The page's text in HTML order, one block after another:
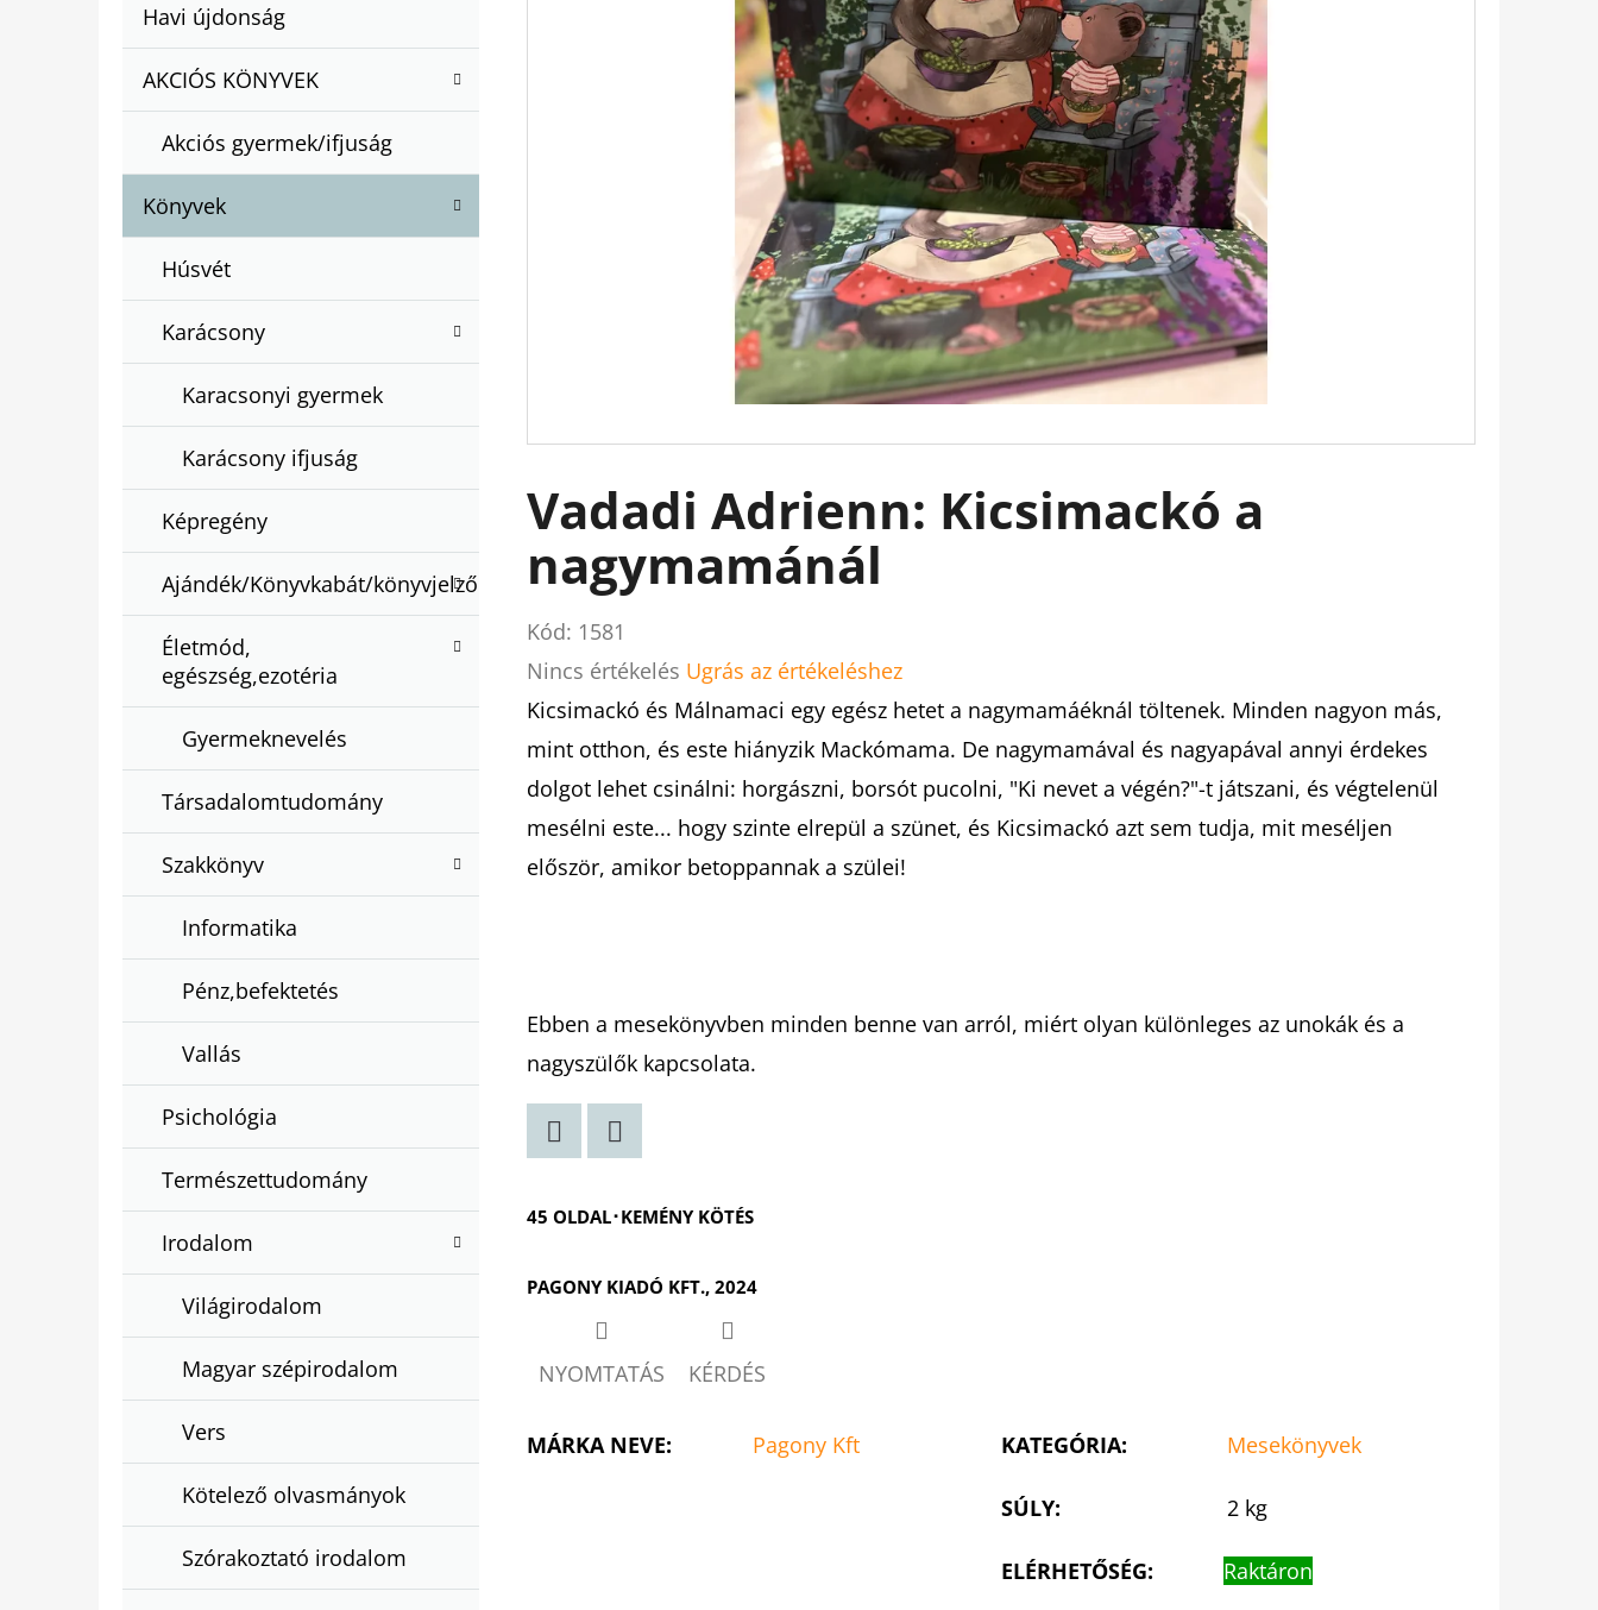
Nátugrása
T
G
R
Á
Havi újdonság
AKCIÓS KÖNYVEK
Akciós gyermek/ifjuság
Könyvek
Húsvét
Karácsony
Karacsonyi gyermek
Karácsony ifjuság
Képregény
Ajándék/Könyvkabát/könyvjelző
Életmód,
egészség,ezotéria
Gyermeknevelés
Társadalomtudomány
Szakkönyv
Informatika
Pénz,befektetés
Vallás
Psichológia
Természettudomány
Irodalom
Világirodalom
Magyar szépirodalom
Vers
Kötelező olvasmányok
Szórakoztató irodalom
Vadadi Adrienn: Kicsimackó a
nagymamánál
Kód: 1581
A
termék
átlagos
értékelése
5-
ből
Nincs értékelés Ugrás az értékeléshez
Kicsimackó és Málnamaci egy egész hetet a nagymamáéknál töltenek. Minden nagyon más,
mint otthon, és este hiányzik Mackómama. De nagymamával és nagyapával annyi érdekes
dolgot lehet csinálni: horgászni, borsót pucolni, "Ki nevet a végén?"-t játszani, és végtelenül
mesélni este... hogy szinte elrepül a szünet, és Kicsimackó azt sem tudja, mit meséljen
először, amikor betoppannak a szülei!
Ebben a mesekönyvben minden benne van arról, miért olyan különleges az unokák és a
nagyszülők kapcsolata.
45 OLDAL･KEMÉNY KÖTÉS
PAGONY KIADÓ KFT., 2024
NYOMTATÁS KÉRDÉS
MÁRKA NEVE: Pagony Kft KATEGÓRIA: Mesekönyvek
SÚLY: 2 kg
ELÉRHETŐSÉG: Raktáron
BARTOS ERIKA : BOGYÓ ÉS BABÓCA
€12,50
CAUGHT UP - RÁKATTANVA -
(KÜLÖNLEGES KIADÁS) NAVESSA ALLEN
FALLEN STARS - BUKOTT CSILLAGOK -
(KÜLÖNLEGES KIADÁS) IMANI ERRIU
€18,90